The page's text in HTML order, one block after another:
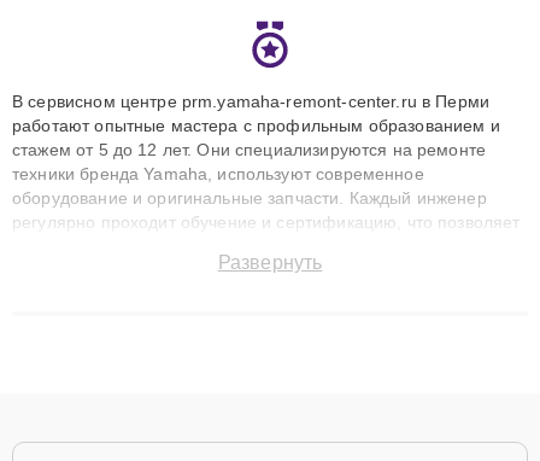
В сервисном центре prm.yamaha-remont-center.ru в Перми
работают опытные мастера с профильным образованием и
стажем от 5 до 12 лет. Они специализируются на ремонте
техники бренда Yamaha, используют современное
оборудование и оригинальные запчасти. Каждый инженер
регулярно проходит обучение и сертификацию, что позволяет
технику с сохранением гарантии до 3 лет. Наши мастера
Развернуть